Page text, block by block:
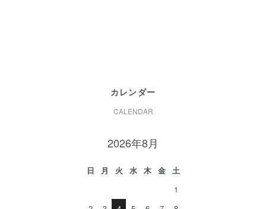
カレンダー
CALENDAR
2026年8月
日 月 火 水 木 金
土
1